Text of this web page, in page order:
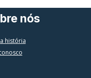
nós
história